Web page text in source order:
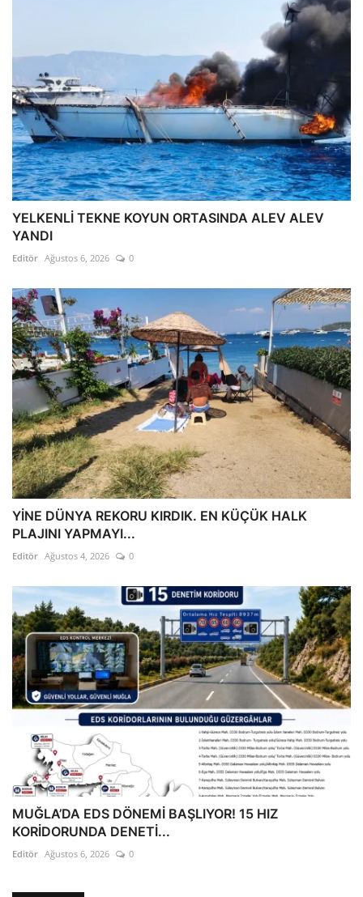
YELKENLİ TEKNE KOYUN ORTASINDA ALEV ALEV
YANDI
Editör Ağustos 6, 2026 0
YİNE DÜNYA REKORU KIRDIK. EN KÜÇÜK HALK
PLAJINI YAPMAYI...
Editör Ağustos 4, 2026 0
MUĞLA’DA EDS DÖNEMİ BAŞLIYOR! 15 HIZ
KORİDORUNDA DENETİ...
Editör Ağustos 6, 2026 0